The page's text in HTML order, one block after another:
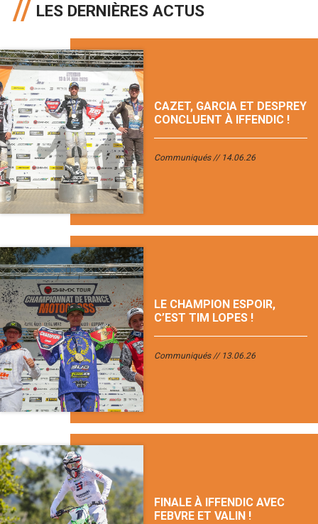
LES DERNIÈRES ACTUS
CAZET, GARCIA ET DESPREY
CONCLUENT À IFFENDIC !
Communiqués 14.06.26
LE CHAMPION ESPOIR,
C’EST TIM LOPES !
Communiqués 13.06.26
FINALE À IFFENDIC AVEC
FEBVRE ET VALIN !